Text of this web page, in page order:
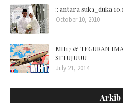
:: antara suka_duka
October 10, 2010
MH17 & TEGURAN
SETUJUUU
July 21, 2014
Arkib